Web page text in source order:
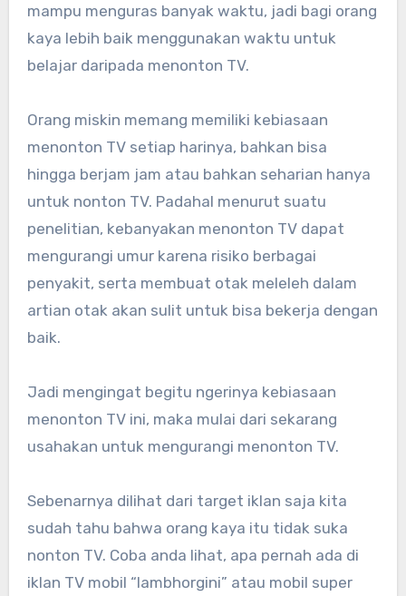
mampu menguras banyak waktu, jadi bagi orang
kaya lebih baik menggunakan waktu untuk
belajar daripada menonton TV.
Orang miskin memang memiliki kebiasaan
menonton TV setiap harinya, bahkan bisa
hingga berjam jam atau bahkan seharian hanya
untuk nonton TV. Padahal menurut suatu
penelitian, kebanyakan menonton TV dapat
mengurangi umur karena risiko berbagai
penyakit, serta membuat otak meleleh dalam
artian otak akan sulit untuk bisa bekerja dengan
baik.
Jadi mengingat begitu ngerinya kebiasaan
menonton TV ini, maka mulai dari sekarang
usahakan untuk mengurangi menonton TV.
Sebenarnya dilihat dari target iklan saja kita
sudah tahu bahwa orang kaya itu tidak suka
nonton TV. Coba anda lihat, apa pernah ada di
iklan TV mobil “lambhorgini” atau mobil super